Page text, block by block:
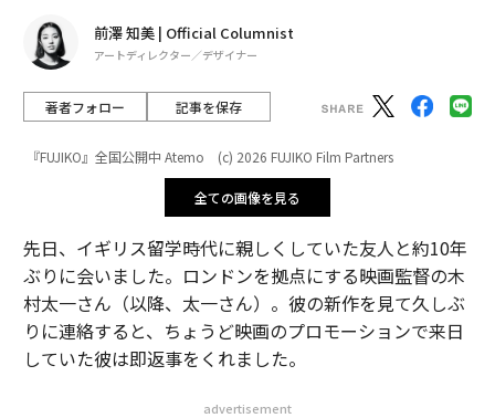
前澤 知美 | Official Columnist
アートディレクター／デザイナー
著者フォロー 記事を保存
『FUJIKO』全国公開中 Atemo (c) 2026 FUJIKO Film Partners
全ての画像を見る
先日、イギリス留学時代に親しくしていた友人と約10年
ぶりに会いました。ロンドンを拠点にする映画監督の木
村太一さん（以降、太一さん）。彼の新作を見て久しぶ
りに連絡すると、ちょうど映画のプロモーションで来日
していた彼は即返事をくれました。
advertisement